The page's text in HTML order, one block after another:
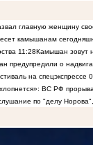
главную женщину
камышанам
11:28Камышан зовут
предупредили о
на спецэкспрессе
ВС РФ
по "делу